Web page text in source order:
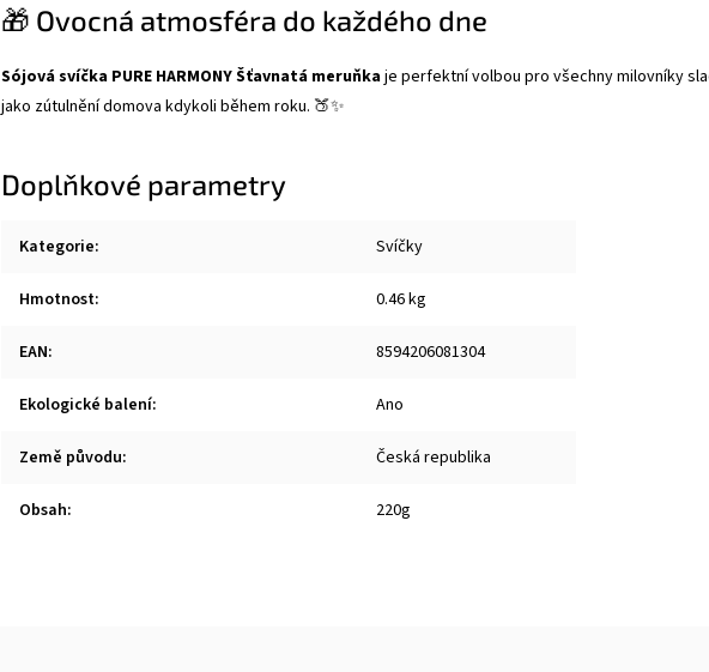
🎁 Ovocná atmosféra do každého dne
Sójová svíčka PURE HARMONY Šťavnatá meruňkaje perfektní volbou pro všechny milovníky
jako zútulnění domova kdykoli během roku. 🍑✨
Doplňkové parametry
Kategorie: Svíčky
Hmotnost: 0.46 kg
EAN: 8594206081304
Ekologické balení: Ano
Země původu: Česká republika
Obsah: 220g